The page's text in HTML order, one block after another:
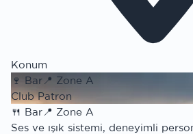
Konum
🍷 Bar 📍 Zone A
Club Patron
🍴 Bar📍 Zone A
Ses ve ışık sistemi, deneyimli